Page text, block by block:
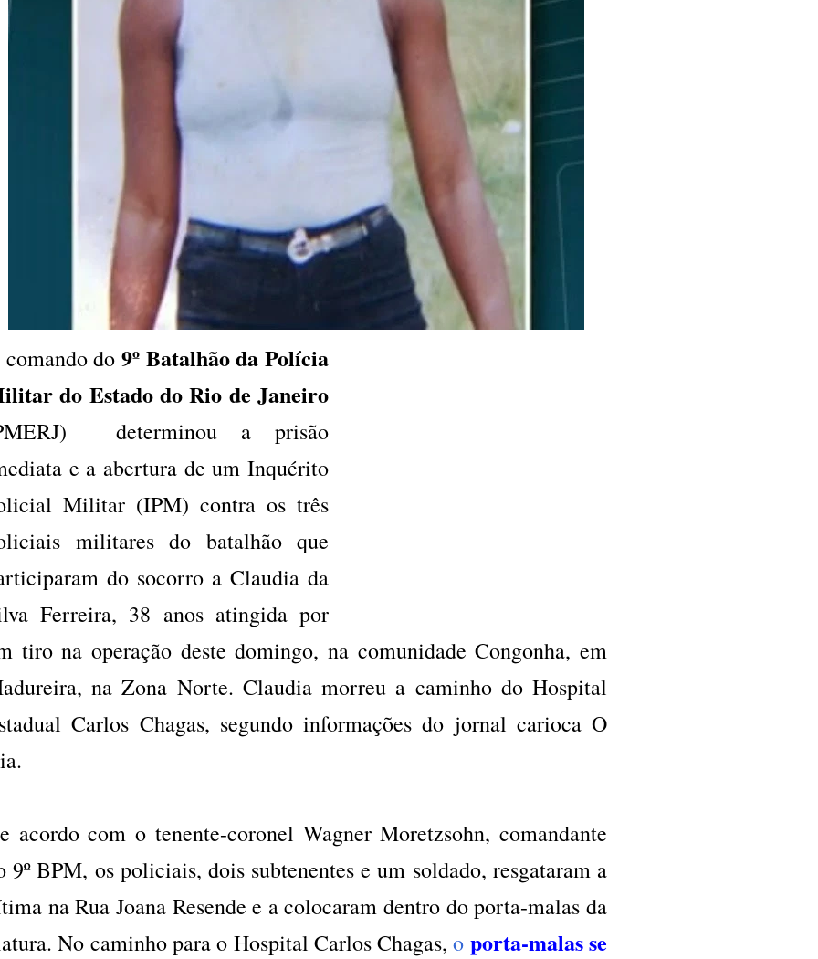
comando do 9º Batalhão da Polícia
do Estado do Rio de Janeiro
determinou a prisão
e a abertura de um Inquérito
Militar (IPM) contra os três
militares do batalhão que
do socorro a Claudia da
Ferreira, 38 anos atingida por
tiro na operação deste domingo, na comunidade Congonha, em
na Zona Norte. Claudia morreu a caminho do Hospital
Carlos Chagas, segundo informações do jornal carioca O
acordo com o tenente-coronel Wagner Moretzsohn, comandante
9º BPM, os policiais, dois subtenentes e um soldado, resgataram a
na Rua Joana Resende e a colocaram dentro do porta-malas da
No caminho para o Hospital Carlos Chagas,o porta-malas se